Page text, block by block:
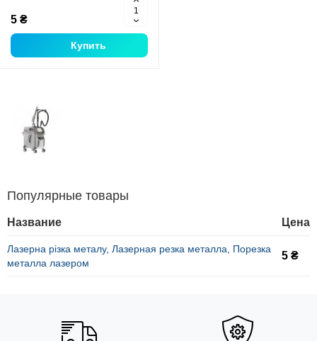
5 ₴
Купить
Популярные товары
Название Цена
Лазерна різка металу, Лазерная резка металла, Порезка
металла лазером
5 ₴